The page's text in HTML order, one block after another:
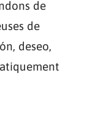
de
de
deseo,